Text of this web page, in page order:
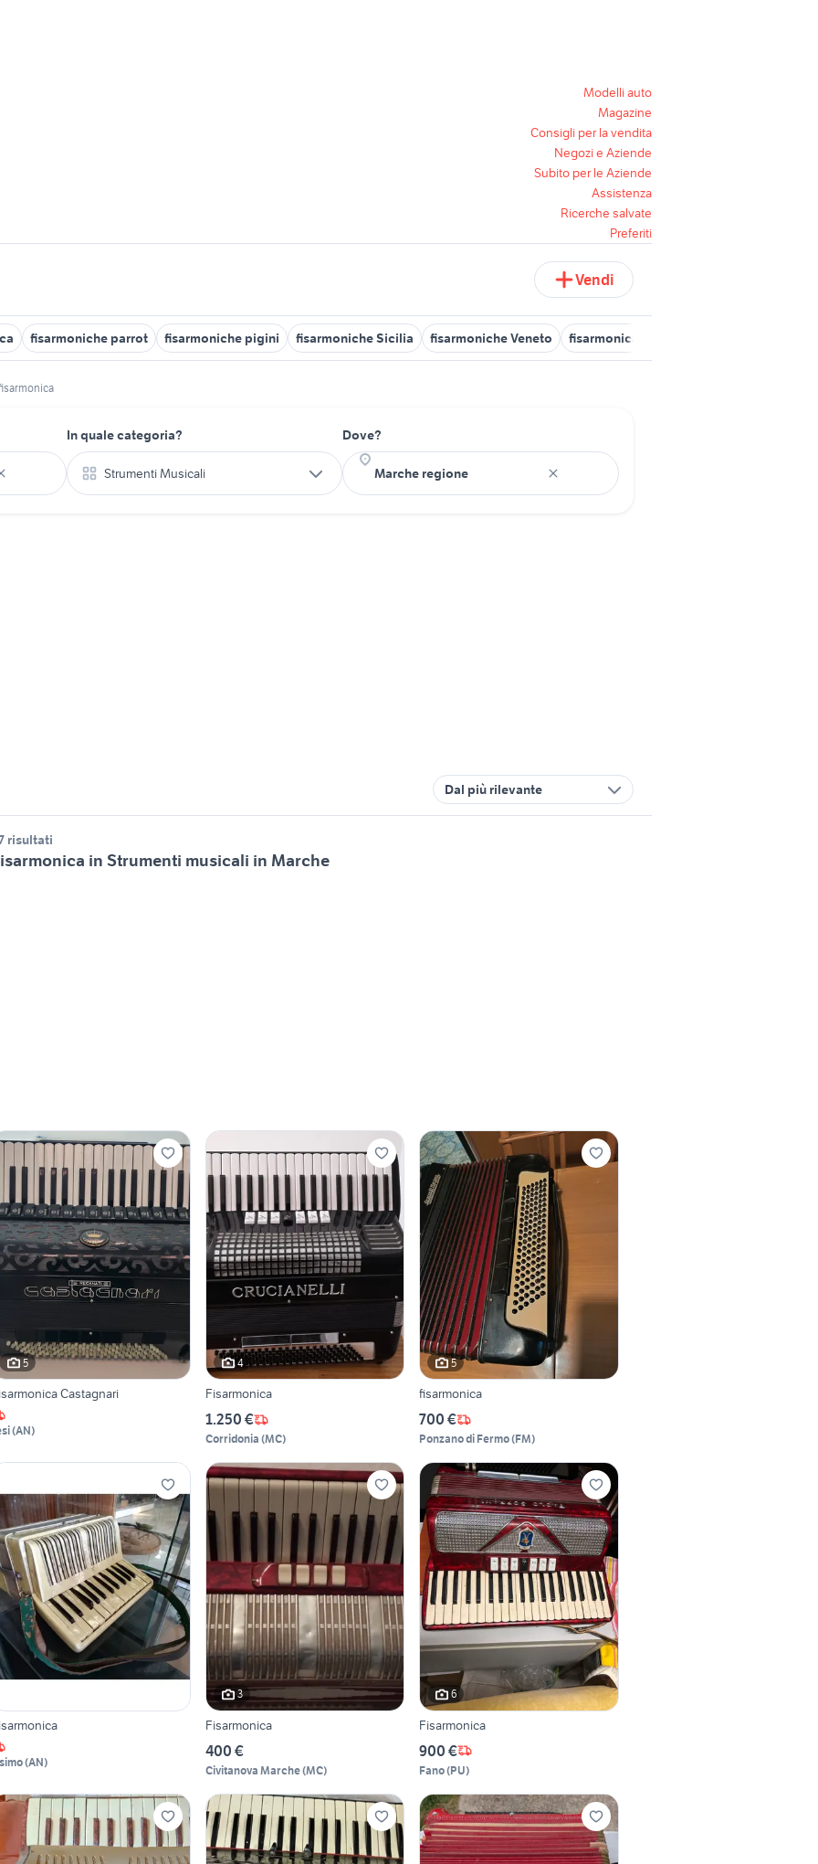
Modelli auto
Magazine
Consigli per la vendita
Negozi e Aziende
Subito per le Aziende
Assistenza
Ricerche salvate
Preferiti
Vendi
fisarmoniche parrot fisarmoniche pigini fisarmoniche Sicilia fisarmoniche Veneto fisarmonica roland
In quale categoria?
Strumenti Musicali
Dove?
Dal più rilevante
risultati
in Strumenti musicali in Marche
5
Castagnari
(AN)
4
Fisarmonica
1.250 €
Corridonia (MC)
5
fisarmonica
700 €
Ponzano di Fermo(FM)
(AN)
3
Fisarmonica
400 €
Civitanova Marche(MC)
6
Fisarmonica
900 €
Fano(PU)